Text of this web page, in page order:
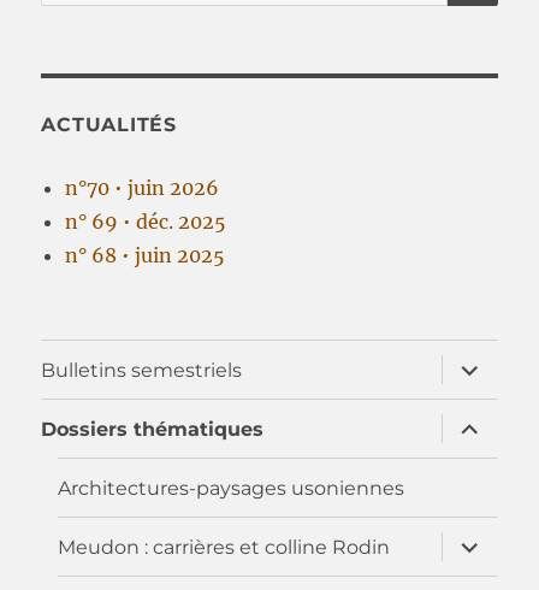
pour :
ACTUALITÉS
n°70 • juin 2026
n° 69 • déc. 2025
n° 68 • juin 2025
Bulletins semestriels
ouvrir
le
sous-
menu
Dossiers thématiques
ouvrir
le
sous-
Architectures-paysages usoniennes
Meudon : carrières et colline Rodin
ouvrir
le
sous-